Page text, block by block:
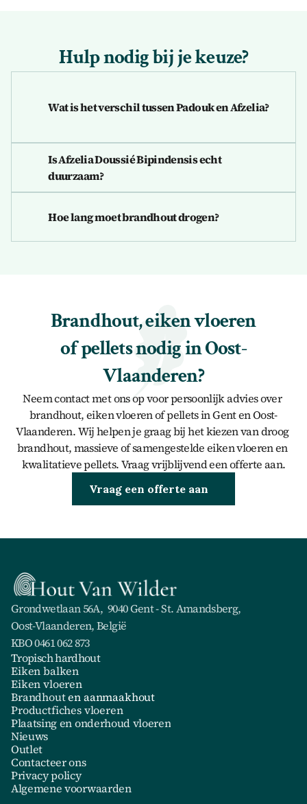
Hulp nodig bij je keuze?
Wat is het verschil tussen Padouk en Afzelia?
Is Afzelia Doussié Bipindensis echt
duurzaam?
Hoe lang moet brandhout drogen?
Brandhout, eiken vloeren
of pellets nodig in Oost-
Vlaanderen?
Neem contact met ons op voor persoonlijk advies over
brandhout, eiken vloeren of pellets in Gent en Oost-
Vlaanderen. Wij helpen je graag bij het kiezen van droog
brandhout, massieve of samengestelde eiken vloeren en
kwalitatieve pellets. Vraag vrijblijvend een offerte aan.
Brandhout kopen
Vraag een offerte aan
Grondwetlaan 56A,  9040 Gent - St. Amandsberg,
Oost-Vlaanderen, België
KBO 0461 062 873
Tropisch hardhout
Eiken balken
Eiken vloeren
Brandhout en aanmaakhout
Productfiches vloeren
Plaatsing en onderhoud vloeren
Nieuws
Outlet
Contacteer ons
Privacy policy
Algemene voorwaarden